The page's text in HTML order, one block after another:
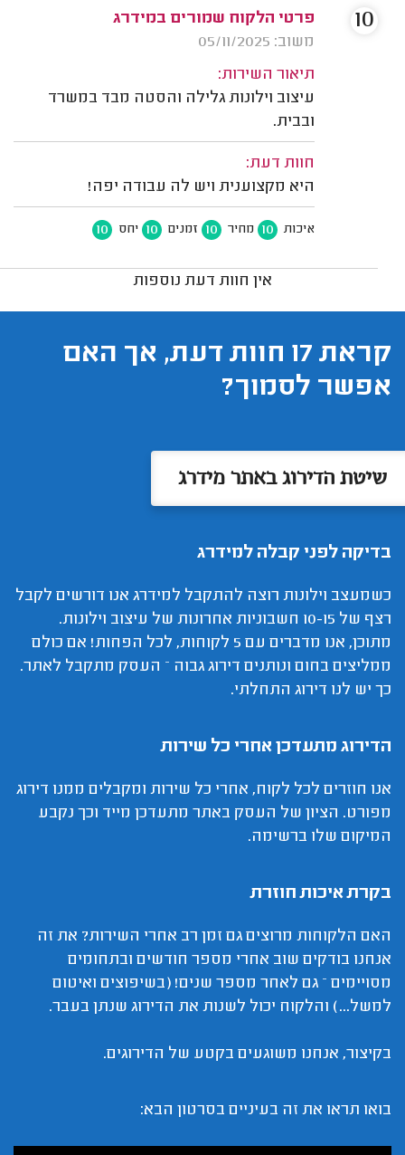
פרטי הלקוח שמורים במידרג
משוב: 05/11/2025
תיאור השירות:
עיצוב וילונות גלילה והסטה מבד במשרד
ובבית.
חוות דעת:
היא מקצוענית ויש לה עבודה יפה!
איכות 10 מחיר 10 זמנים 10 יחס 10
10
אין חוות דעת נוספות
קראת 17 חוות דעת, אך האם
אפשר לסמוך?
שיטת הדירוג באתר מידרג
בדיקה לפני קבלה למידרג
כשמעצב וילונות רוצה להתקבל למידרג אנו דורשים לקבל
רצף של 10-15 חשבוניות אחרונות של עיצוב וילונות.
מתוכן, אנו מדברים עם 5 לקוחות, לכל הפחות! אם כולם
ממליצים בחום ונותנים דירוג גבוה – העסק מתקבל לאתר.
כך יש לנו דירוג התחלתי.
הדירוג מתעדכן אחרי כל שירות
אנו חוזרים לכל לקוח, אחרי כל שירות ומקבלים ממנו דירוג
מפורט. הציון של העסק באתר מתעדכן מייד וכך נקבע
המיקום שלו ברשימה.
בקרת איכות חוזרת
האם הלקוחות מרוצים גם זמן רב אחרי השירות? את זה
אנחנו בודקים שוב אחרי מספר חודשים ובתחומים
מסויימים – גם לאחר מספר שנים! (בשיפוצים ואיטום
למשל...) והלקוח יכול לשנות את הדירוג שנתן בעבר.
בקיצור, אנחנו משוגעים בקטע של הדירוגים.
בואו תראו את זה בעיניים בסרטון הבא: